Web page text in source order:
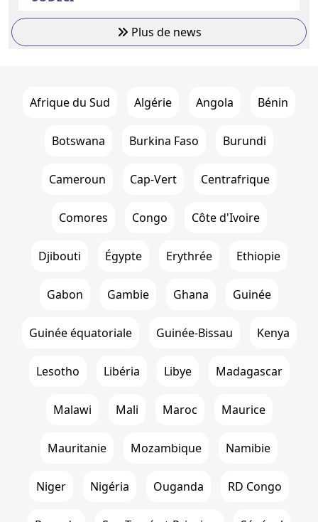
Plus de news
Afrique du Sud Algérie Angola Bénin
Botswana Burkina Faso Burundi
Cameroun Cap-Vert Centrafrique
Comores Congo Côte d'Ivoire
Djibouti Égypte Erythrée Ethiopie
Gabon Gambie Ghana Guinée
Guinée équatoriale Guinée-Bissau Kenya
Lesotho Libéria Libye Madagascar
Malawi Mali Maroc Maurice
Mauritanie Mozambique Namibie
Niger Nigéria Ouganda RD Congo